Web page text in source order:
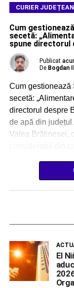
CURIER JUDEȚEAN
Cum
secetă:
spune directorul
Publicat
De Bogdan
Cum gestionează
secetă:
directorul despre
de apă din
Valea Brătinesei,
El